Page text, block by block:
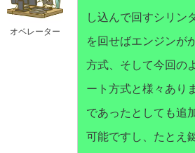
オペレーター
し込んで回すシリン
を回せばエンジンが
方式、そして今回の
ート方式と様々あり
であったとしても追
可能ですし、たとえ